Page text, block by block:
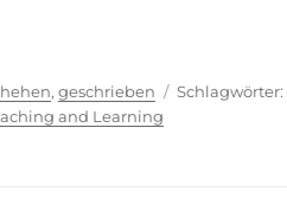
, geschrieben
and Learning